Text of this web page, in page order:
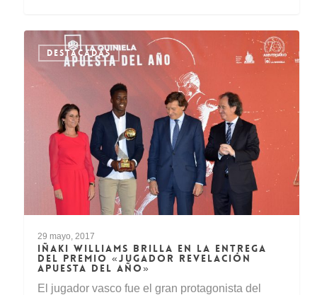
DESTACADAS
29 mayo, 2017
IÑAKI WILLIAMS BRILLA EN LA ENTREGA
DEL PREMIO «JUGADOR REVELACIÓN
APUESTA DEL AÑO»
El jugador vasco fue el gran protagonista del